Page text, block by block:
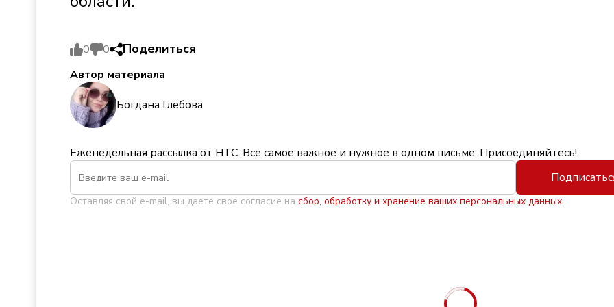
0 0 Поделиться
Автор материала
Богдана Глебова
Еженедельная рассылка от НТС. Всё самое важное и нужное в одном письме. Присоединяйтесь!
Оставляя свой e-mail, вы даете свое согласие на сбор, обработку и хранение ваших персональных данных